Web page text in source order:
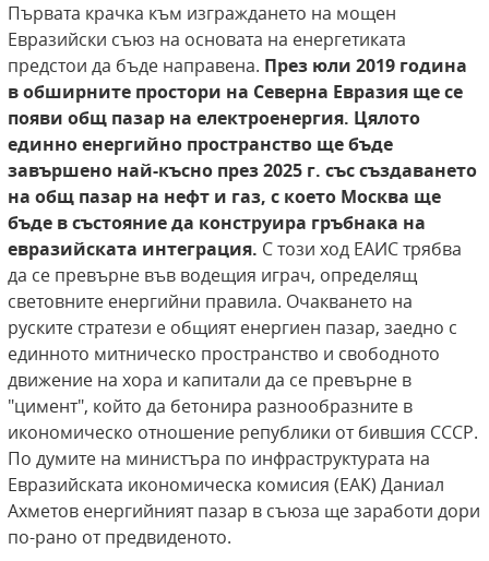
Първата крачка към изграждането на мощен
Евразийски съюз на основата на енергетиката
предстои да бъде направена. През юли 2019 година
в обширните простори на Северна Евразия ще се
появи общ пазар на електроенергия. Цялото
единно енергийно пространство ще бъде
завършено най-късно през 2025 г. със създаването
на общ пазар на нефт и газ, с което Москва ще
бъде в състояние да конструира гръбнака на
евразийската интеграция. С този ход ЕАИС трябва
да се превърне във водещия играч, определящ
световните енергийни правила. Очакването на
руските стратези е общият енергиен пазар, заедно с
единното митническо пространство и свободното
движение на хора и капитали да се превърне в
"цимент", който да бетонира разнообразните в
икономическо отношение републики от бившия СССР.
По думите на министъра по инфраструктурата на
Евразийската икономическа комисия (ЕАК) Даниал
Ахметов енергийният пазар в съюза ще заработи дори
по-рано от предвиденото.